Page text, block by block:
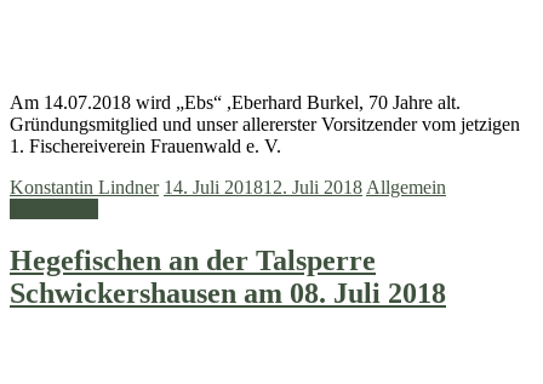
Am 14.07.2018 wird „Ebs“ ,Eberhard Burkel, 70 Jahre alt.
Gründungsmitglied und unser allererster Vorsitzender vom jetzigen
1. Fischereiverein Frauenwald e. V.
Konstantin Lindner 14. Juli 201812. Juli 2018 Allgemein
Hegefischen an der Talsperre
Schwickershausen am 08. Juli 2018